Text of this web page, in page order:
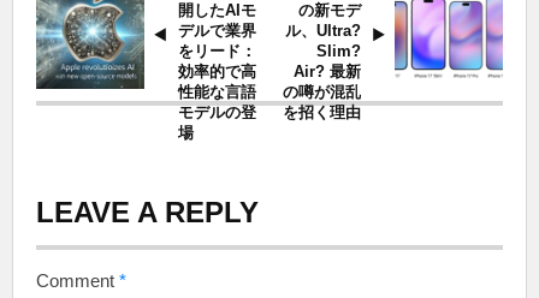
開したAIモ
デルで業界
をリード：
効率的で高
性能な言語
モデルの登
場
の新モデ
ル、Ultra?
Slim?
Air? 最新
の噂が混乱
を招く理由
LEAVE A REPLY
Comment *